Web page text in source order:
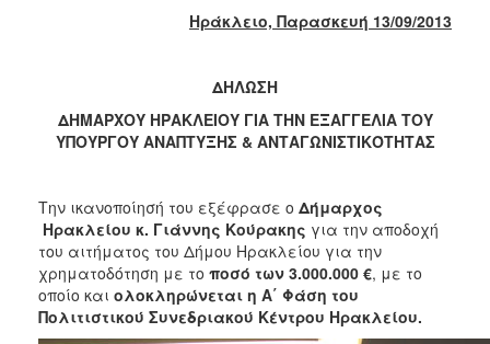
2016
2015
2012
2011
2010
2006
Ηράκλειο, Παρασκευή 13/09/2013
ΔΗΛΩΣΗ
ΔΗΜΑΡΧΟΥ ΗΡΑΚΛΕΙΟΥ ΓΙΑ ΤΗΝ ΕΞΑΓΓΕΛΙΑ ΤΟΥ
ΥΠΟΥΡΓΟΥ ΑΝΑΠΤΥΞΗΣ & ΑΝΤΑΓΩΝΙΣΤΙΚΌΤΗΤΑΣ
Την ικανοποίησή του εξέφρασε ο Δήμαρχος
Ηρακλείου κ. Γιάννης Κούρακης για την αποδοχή
του αιτήματος του Δήμου Ηρακλείου για την
χρηματοδότηση με το ποσό των 3.000.000 €, με το
οποίο και ολοκληρώνεται η Α΄ Φάση του
Πολιτιστικού Συνεδριακού Κέντρου Ηρακλείου.